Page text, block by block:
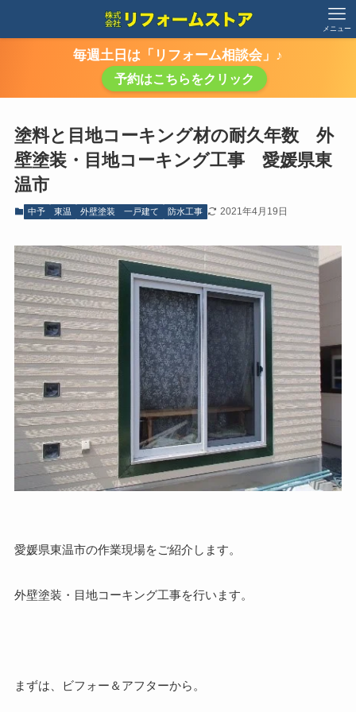
メニュー
毎週土日は「リフォーム相談会」♪
予約はこちらをクリック
塗料と目地コーキング材の耐久年数 外
壁塗装・目地コーキング工事 愛媛県東
温市
中予 東温 外壁塗装 一戸建て 防水工事 2021年4月19日
愛媛県東温市の作業現場をご紹介します。
外壁塗装・目地コーキング工事を行います。
まずは、ビフォー＆アフターから。